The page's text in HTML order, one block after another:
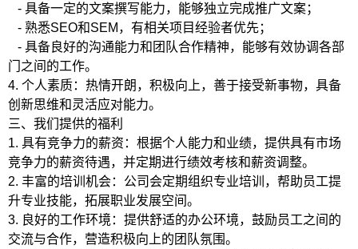
- 具备一定的文案撰写能力，能够独立完成推广文案；
- 熟悉SEO和SEM，有相关项目经验者优先；
- 具备良好的沟通能力和团队合作精神，能够有效协调各部
门之间的工作。
4. 个人素质：热情开朗，积极向上，善于接受新事物，具备
创新思维和灵活应对能力。
三、我们提供的福利
1. 具有竞争力的薪资：根据个人能力和业绩，提供具有市场
竞争力的薪资待遇，并定期进行绩效考核和薪资调整。
2. 丰富的培训机会：公司会定期组织专业培训，帮助员工提
升专业技能，拓展职业发展空间。
3. 良好的工作环境：提供舒适的办公环境，鼓励员工之间的
交流与合作，营造积极向上的团队氛围。